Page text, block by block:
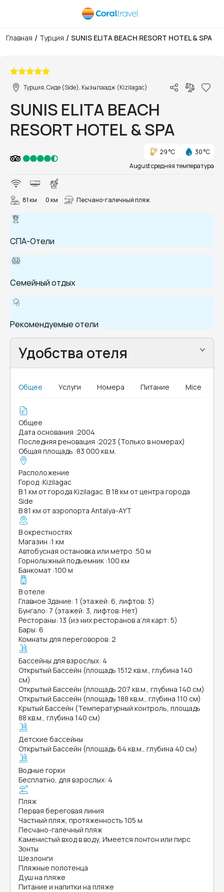
Главная / Турция / SUNIS ELITA BEACH RESORT HOTEL & SPA
Турция, Сиде (Side), Кызылаадж (Kizilagac)
SUNIS ELITA BEACH
RESORT HOTEL & SPA
29 °C
30 °C
August средняя температура
81 км 0 км Песчано-галечный пляж
СПА-Отели
Семейный отдых
Рекомендуемые отели
Удобства отеля
Общее Услуги Номера Питание Mice
Общее
Дата основания :2004
Последняя реновация :2023 (Только в номерах)
Общая площадь :83 000 кв.м.
Расположение
Город :Kizilagac
В 1 км от города Kizilagac. В 18 км от центра города
Side
В 81 км от аэропорта Antalya-AYT
В окрестностях
Магазин :1 км
Автобусная остановка или метро :50 м
Горнолыжный подъемник :100 км
Банкомат :100 м
В отеле
Главное Здание: 1 (этажей: 6, лифтов: 3)
Бунгало: 7 (этажей: 3, лифтов: Нет)
Рестораны: 13 (из них ресторанов а’ля карт: 5)
Бары: 6
Комнаты для переговоров: 2
Бассейны для взрослых: 4
Открытый Бассейн (площадь 1512 кв.м., глубина 140
см)
Открытый Бассейн (площадь 207 кв.м., глубина 140 см)
Открытый Бассейн (площадь 188 кв.м., глубина 110 см)
Крытый Бассейн (Температурный контроль, площадь
88 кв.м., глубина 140 см)
Детские бассейны
Открытый Бассейн (площадь 64 кв.м., глубина 40 см)
Водные горки
Бесплатно, для взрослых: 4
Пляж
Первая береговая линия
Частный пляж, протяженность 105 м
Песчано-галечный пляж
Каменистый вход в воду, Имеется понтон или пирс
Зонты
Шезлонги
Пляжные полотенца
Душ на пляже
Питание и напитки на пляже